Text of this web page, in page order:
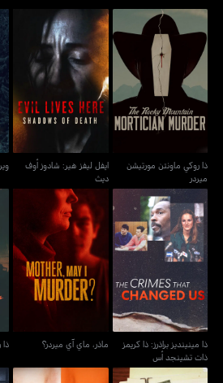
ذا روكي ماونتن مورتيشن
ميردر
ذا روكي ماونتن مورتيشن
ميردر
ايفل ليفز هير: شادوز أوف
ديث
ايفل ليفز هير: شادوز أوف
ديث
ذا مينينديز براذرز: ذا كريمز
ذا مينينديز براذرز: ذا كريمز
ذات تشينجد أس
ماذر، ماي آي ميردر؟
ماذر، ماي آي ميردر؟